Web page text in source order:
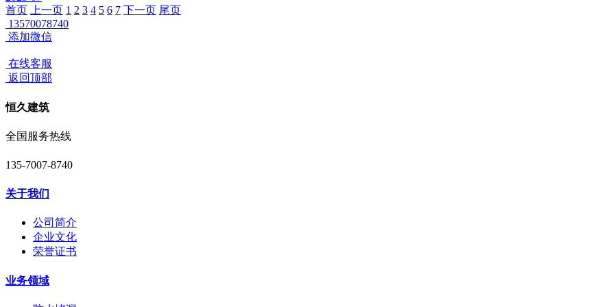
首页
上一页 1 2 3 4 5 6 7 下一页 尾页
13570078740
添加微信
在线客服
返回顶部
恒久建筑
全国服务热线
135-7007-8740
关于我们
公司简介
企业文化
荣誉证书
业务领域